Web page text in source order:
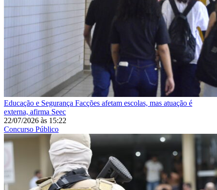
Educação e Segurança Facções afetam escolas, mas atuação é
externa, afirma Seec
22/07/2026 às 15:22
Concurso Público